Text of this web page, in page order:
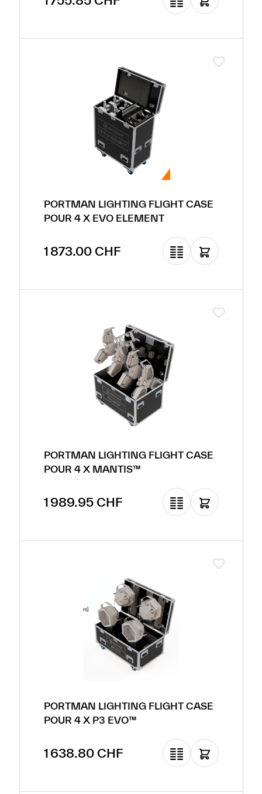
PORTMAN LIGHTING FLIGHT CASE
POUR 4 X EVO ELEMENT
Prix régulier :
1 873.00 CHF
PORTMAN LIGHTING FLIGHT CASE
POUR 4 X MANTIS™
Prix régulier :
1 989.95 CHF
PORTMAN LIGHTING FLIGHT CASE
POUR 4 X P3 EVO™
Prix régulier :
1 638.80 CHF